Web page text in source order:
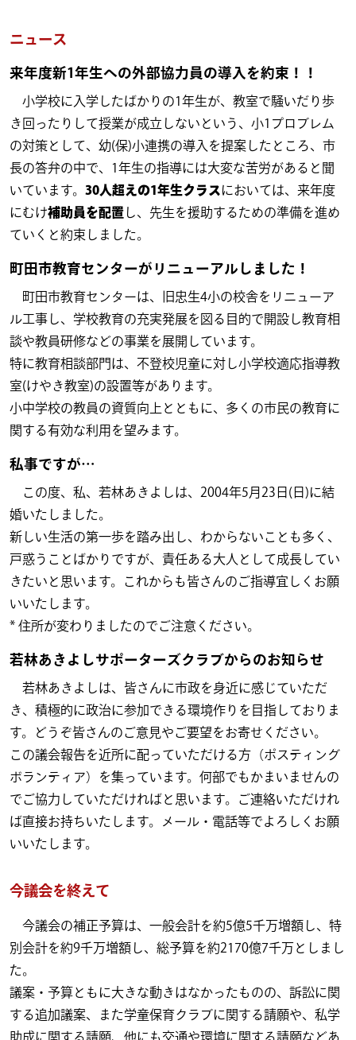
ニュース
来年度新1年生への外部協力員の導入を約束！！
小学校に入学したばかりの1年生が、教室で騒いだり歩
き回ったりして授業が成立しないという、小1プロブレム
の対策として、幼(保)小連携の導入を提案したところ、市
長の答弁の中で、1年生の指導には大変な苦労があると聞
いています。 30人超えの1年生クラスにおいては、来年度
にむけ補助員を配置 し、先生を援助するための準備を進め
ていくと約束しました。
町田市教育センターがリニューアルしました！
町田市教育センターは、旧忠生4小の校舎をリニューア
ル工事し、学校教育の充実発展を図る目的で開設し教育相
談や教員研修などの事業を展開しています。
特に教育相談部門は、不登校児童に対し小学校適応指導教
室(けやき教室)の設置等があります。
小中学校の教員の資質向上とともに、多くの市民の教育に
関する有効な利用を望みます。
私事ですが…
この度、私、若林あきよしは、2004年5月23日(日)に結
婚いたしました。
新しい生活の第一歩を踏み出し、わからないことも多く、
戸惑うことばかりですが、責任ある大人として成長してい
きたいと思います。これからも皆さんのご指導宜しくお願
いいたします。
* 住所が変わりましたのでご注意ください。
若林あきよしサポーターズクラブからのお知らせ
若林あきよしは、皆さんに市政を身近に感じていただ
き、積極的に政治に参加できる環境作りを目指しておりま
す。どうぞ皆さんのご意見やご要望をお寄せください。
この議会報告を近所に配っていただける方（ポスティング
ボランティア）を集っています。何部でもかまいませんの
でご協力していただければと思います。ご連絡いただけれ
ば直接お持ちいたします。メール・電話等でよろしくお願
いいたします。
今議会を終えて
今議会の補正予算は、一般会計を約5億5千万増額し、特
別会計を約9千万増額し、総予算を約2170億7千万としまし
た。
議案・予算ともに大きな動きはなかったものの、訴訟に関
する追加議案、また学童保育クラブに関する請願や、私学
助成に関する請願、他にも交通や環境に関する請願などあ